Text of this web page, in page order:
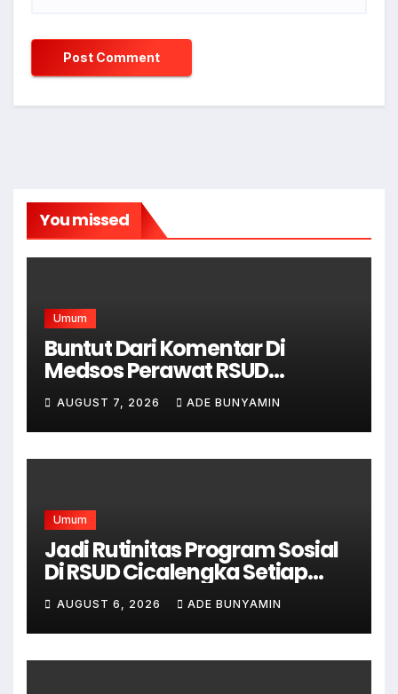
You missed
Umum
Buntut Dari Komentar Di
Medsos Perawat RSUD
Cicalengka Di Non Aktifkan
AUGUST 7, 2026 ADE BUNYAMIN
Umum
Jadi Rutinitas Program Sosial
Di RSUD Cicalengka Setiap
Bulan Gelar Sunatan Massal
Bagi Masyarakat Tidak
Mampu
AUGUST 6, 2026 ADE BUNYAMIN